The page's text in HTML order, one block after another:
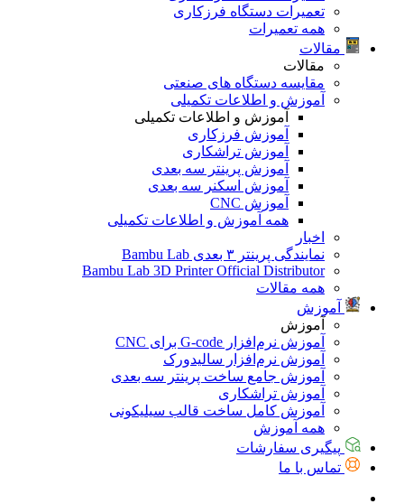
تعمیرات دستگاه فرزکاری
همه تعمیرات
مقالات
مقالات
مقایسه دستگاه های صنعتی
آموزش و اطلاعات تکمیلی
آموزش و اطلاعات تکمیلی
آموزش فرزکاری
آموزش تراشکاری
آموزش پرینتر سه بعدی
آموزش اسکنر سه بعدی
آموزش CNC
همه آموزش و اطلاعات تکمیلی
اخبار
نمایندگی پرینتر ۳ بعدی Bambu Lab
Bambu Lab 3D Printer Official Distributor
همه مقالات
آموزش
آموزش
آموزش نرم‌افزار G-code برای CNC
آموزش نرم‌افزار سالیدورک
آموزش جامع ساخت پرینتر سه بعدی
آموزش تراشکاری
آموزش کامل ساخت قالب سیلیکونی
همه آموزش
پیگیری سفارشات
تماس با ما